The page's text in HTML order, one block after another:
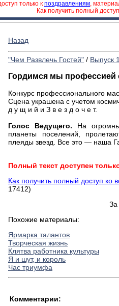
только к поздравлениям,
Как получить полный
Назад
"Чем Развлечь Гостей" / Выпуск
Гордимся мы профессией
Конкурс профессионального
Сцена украшена с учетом
д у щ и й и З в е з д о ч е т.
Голос Ведущего. На
планеты поселений,
плеяды звезд. Все это — наша
Полный текст доступен
Как получить полный доступ ко
17412)
За
Похожие материалы:
Ярмарка талантов
Творческая жизнь
Клятва работника культуры
Я и шут, и король
Час триумфа
Комментарии: